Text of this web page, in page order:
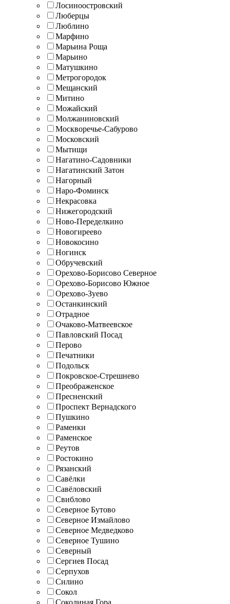
Лосиноостровский
Люберцы
Люблино
Марфино
Марьина Роща
Марьино
Матушкино
Метрогородок
Мещанский
Митино
Можайский
Молжаниновский
Москворечье-Сабурово
Московский
Мытищи
Нагатино-Садовники
Нагатинский Затон
Нагорный
Наро-Фоминск
Некрасовка
Нижегородский
Ново-Переделкино
Новогиреево
Новокосино
Ногинск
Обручевский
Орехово-Борисово Северное
Орехово-Борисово Южное
Орехово-Зуево
Останкинский
Отрадное
Очаково-Матвеевское
Павловский Посад
Перово
Печатники
Подольск
Покровское-Стрешнево
Преображенское
Пресненский
Проспект Вернадского
Пушкино
Раменки
Раменское
Реутов
Ростокино
Рязанский
Савёлки
Савёловский
Свиблово
Северное Бутово
Северное Измайлово
Северное Медведково
Северное Тушино
Северный
Сергиев Посад
Серпухов
Силино
Сокол
Соколиная Гора